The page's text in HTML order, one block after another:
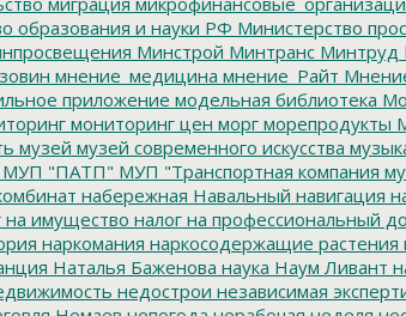
образования и науки РФ Министерство
Минстрой Минтранс Минтруд
мнение_медицина мнение_Райт
приложение модельная библиотека
мониторинг цен морг морепродукты
музей музей современного искусства
"ПАТП" МУП "Транспортная компания
набережная Навальный навигация
на имущество налог на профессиональный
наркомания наркосодержащие растения
Наталья Баженова наука Наум Ливант
недострои независимая